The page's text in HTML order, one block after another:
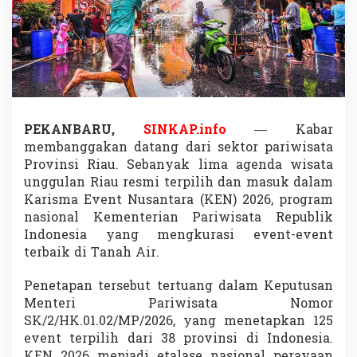
u
R
e
s
m
i
M
s
u
k
K
a
r
i
m
v
e
n
t
N
u
PEKANBARU, SINKAP.info
— Kabar
membanggakan datang dari sektor pariwisata
Provinsi Riau. Sebanyak lima agenda wisata
unggulan Riau resmi terpilih dan masuk dalam
Karisma Event Nusantara (KEN) 2026, program
nasional Kementerian Pariwisata Republik
Indonesia yang mengkurasi event-event
terbaik di Tanah Air.
Penetapan tersebut tertuang dalam Keputusan
Menteri Pariwisata Nomor
SK/2/HK.01.02/MP/2026, yang menetapkan 125
event terpilih dari 38 provinsi di Indonesia.